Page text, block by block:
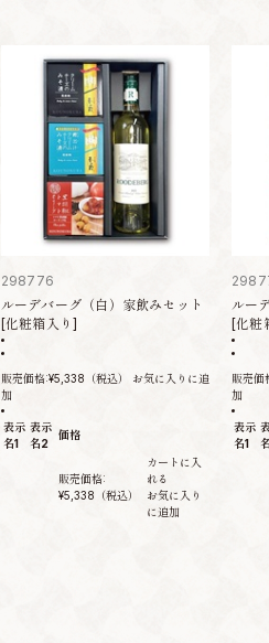
298776
ルーデバーグ（白）家飲みセット
[化粧箱入り]
販売価格:¥5,338 （税込）
お気に入りに追
加
表示
名1
表示
名2
価格
販売価格:
¥5,338 （税込）
カートに入
れる
お気に入り
に追加
ルー
[化粧
販売価
加
表示
名1